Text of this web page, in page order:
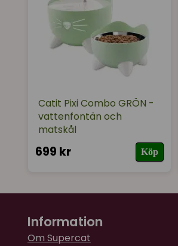
Catit Pixi Combo GRÖN -
vattenfontän och
matskål
699 kr Köp
Information
Om Supercat